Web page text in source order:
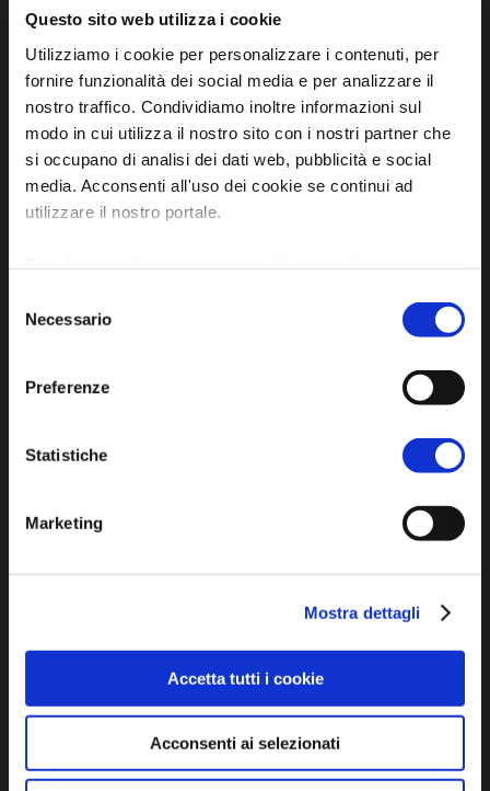
Questo sito web utilizza i cookie
Utilizziamo i cookie per personalizzare i contenuti, per
fornire funzionalità dei social media e per analizzare il
nostro traffico. Condividiamo inoltre informazioni sul
modo in cui utilizza il nostro sito con i nostri partner che
si occupano di analisi dei dati web, pubblicità e social
media. Acconsenti all'uso dei cookie se continui ad
utilizzare il nostro portale.
delNecessario
Preferenze
Statistiche
Marketing
Mostra dettagli
Accetta tutti i cookie
Acconsenti ai selezionati
Iscriviti alla newsletter
Privacy policy
Cookie policy
Dichiarazione di accessibilità
Arte e Cultura
Personaggi, storia e tradizioni
Luoghi del gusto
Prodotti Enogastronomici
Ricette della tradizione